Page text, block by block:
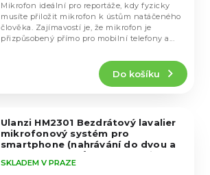
Do košíku
Mikrofon ideální pro reportáže, kdy fyzicky
musíte přiložit mikrofon k ústům natáčeného
člověka. Zajímavostí je, že mikrofon je
přizpůsobený přímo pro mobilní telefony a...
Ulanzi HM2301 Bezdrátový lavalier
mikrofonový systém pro
smartphone (nahrávání do dvou a
více smartphonů)
Pro USB-C i
Lightning (iPhone 11/12/14/15/16),
SKLADEM V PRAZE